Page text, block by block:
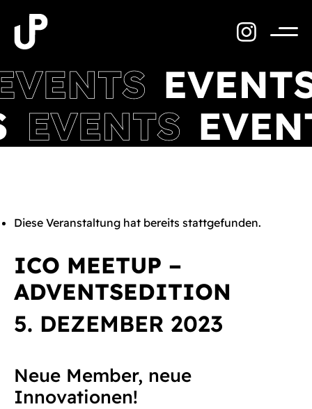
Inhalt
springen
Diese Veranstaltung hat bereits stattgefunden.
ICO MEETUP –
ADVENTSEDITION
5. DEZEMBER 2023
Neue Member, neue
Innovationen!